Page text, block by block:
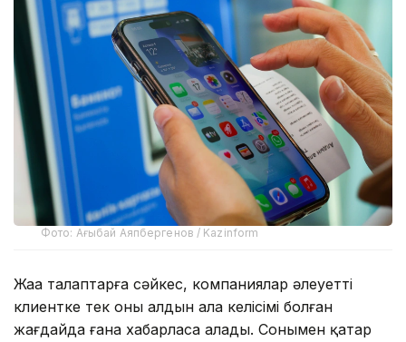
Фото: Ағыбай Аяпбергенов / Kazinform
Жаңа талаптарға сәйкес, компаниялар әлеуетті
клиентке тек оның алдын ала келісімі болған
жағдайда ғана хабарласа алады. Сонымен қатар